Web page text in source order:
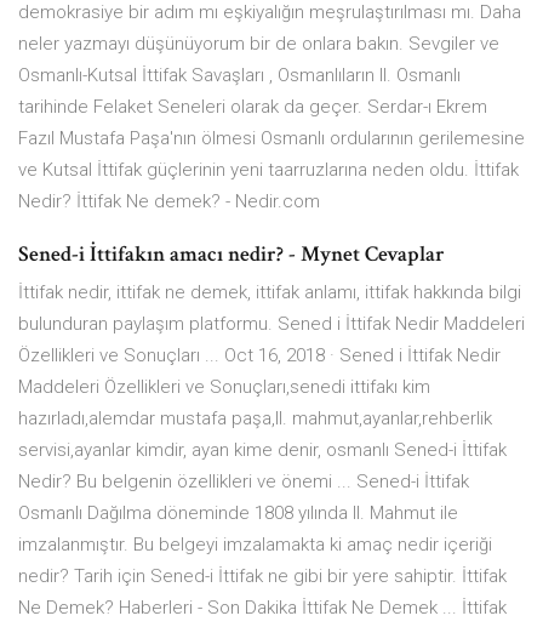
demokrasiye bir adım mı eşkiyalığın meşrulaştırılması mı. Daha
neler yazmayı düşünüyorum bir de onlara bakın. Sevgiler ve
Osmanlı-Kutsal İttifak Savaşları , Osmanlıların II. Osmanlı
tarihinde Felaket Seneleri olarak da geçer. Serdar-ı Ekrem
Fazıl Mustafa Paşa'nın ölmesi Osmanlı ordularının gerilemesine
ve Kutsal İttifak güçlerinin yeni taarruzlarına neden oldu. İttifak
Nedir? İttifak Ne demek? - Nedir.com
Sened-i İttifakın amacı nedir? - Mynet Cevaplar
İttifak nedir, ittifak ne demek, ittifak anlamı, ittifak hakkında bilgi
bulunduran paylaşım platformu. Sened i İttifak Nedir Maddeleri
Özellikleri ve Sonuçları ... Oct 16, 2018 · Sened i İttifak Nedir
Maddeleri Özellikleri ve Sonuçları,senedi ittifakı kim
hazırladı,alemdar mustafa paşa,II. mahmut,ayanlar,rehberlik
servisi,ayanlar kimdir, ayan kime denir, osmanlı Sened-i İttifak
Nedir? Bu belgenin özellikleri ve önemi ... Sened-i İttifak
Osmanlı Dağılma döneminde 1808 yılında II. Mahmut ile
imzalanmıştır. Bu belgeyi imzalamakta ki amaç nedir içeriği
nedir? Tarih için Sened-i İttifak ne gibi bir yere sahiptir. İttifak
Ne Demek? Haberleri - Son Dakika İttifak Ne Demek ... İttifak